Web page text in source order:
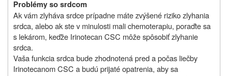
Problémy so srdcom
Ak vám zlyháva srdce prípadne máte zvýšené riziko zlyhania
srdca, alebo ak ste v minulosti mali chemoterapiu, poraďte sa
s lekárom, keďže Irinotecan CSC môže spôsobiť zlyhanie
srdca.
Vaša funkcia srdca bude zhodnotená pred a počas liečby
Irinotecanom CSC a budú prijaté opatrenia, aby sa